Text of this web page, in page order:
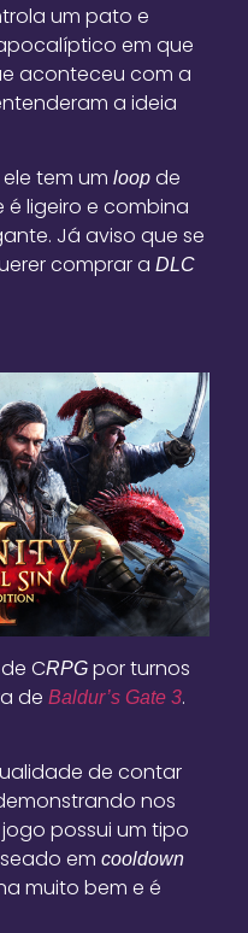
um pato e
em que
aconteceu com a
a ideia
tem umloop de
ligeiro e combina
Já aviso que se
comprar aDLC
CRPG por turnos
deBaldur’s Gate 3.
de contar
nos
possui um tipo
emcooldown
muito bem e é